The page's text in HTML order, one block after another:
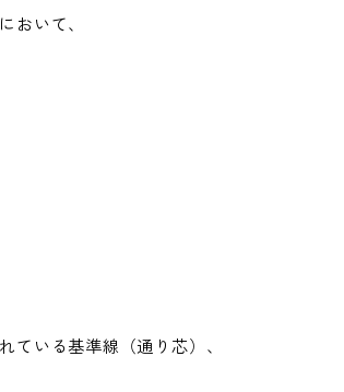
おいて、
ている基準線（通り芯）、